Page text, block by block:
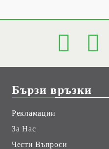
Бързи връзки
Рекламации
За Нас
Чести Въпроси